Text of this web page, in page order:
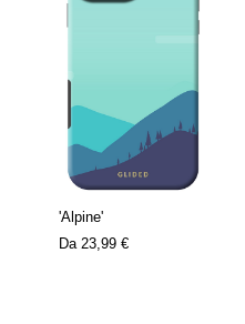
'Alpine'
Da 23,99 €